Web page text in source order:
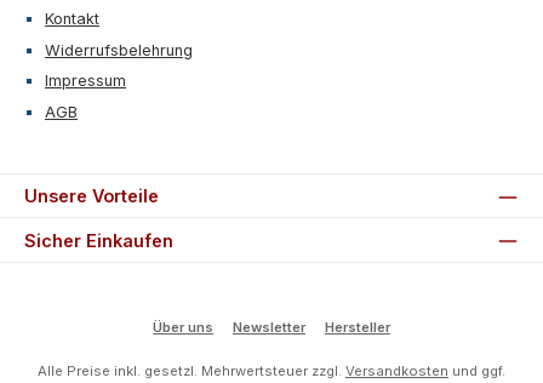
Kontakt
Widerrufsbelehrung
Impressum
AGB
Unsere Vorteile
Sicher Einkaufen
Über uns Newsletter Hersteller
Alle Preise inkl. gesetzl. Mehrwertsteuer zzgl. Versandkosten und ggf.